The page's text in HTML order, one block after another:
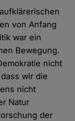
von Anfang
war ein
Bewegung.
nicht
wir die
nicht
Natur
der